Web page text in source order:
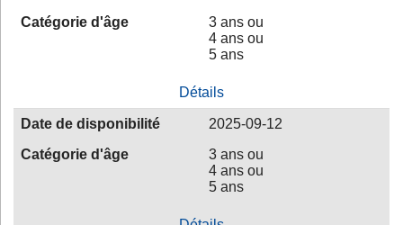
Catégorie d'âge
3 ans ou
4 ans ou
5 ans
Détails
Date de disponibilité
2025-09-12
Catégorie d'âge
3 ans ou
4 ans ou
5 ans